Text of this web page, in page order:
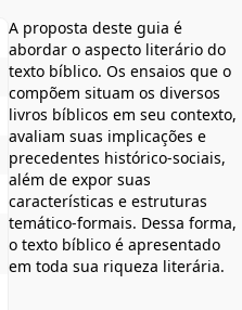
A proposta deste guia é
abordar o aspecto literário do
texto bíblico. Os ensaios que o
compõem situam os diversos
livros bíblicos em seu contexto,
avaliam suas implicações e
precedentes histórico-sociais,
além de expor suas
características e estruturas
temático-formais. Dessa forma,
o texto bíblico é apresentado
em toda sua riqueza literária.